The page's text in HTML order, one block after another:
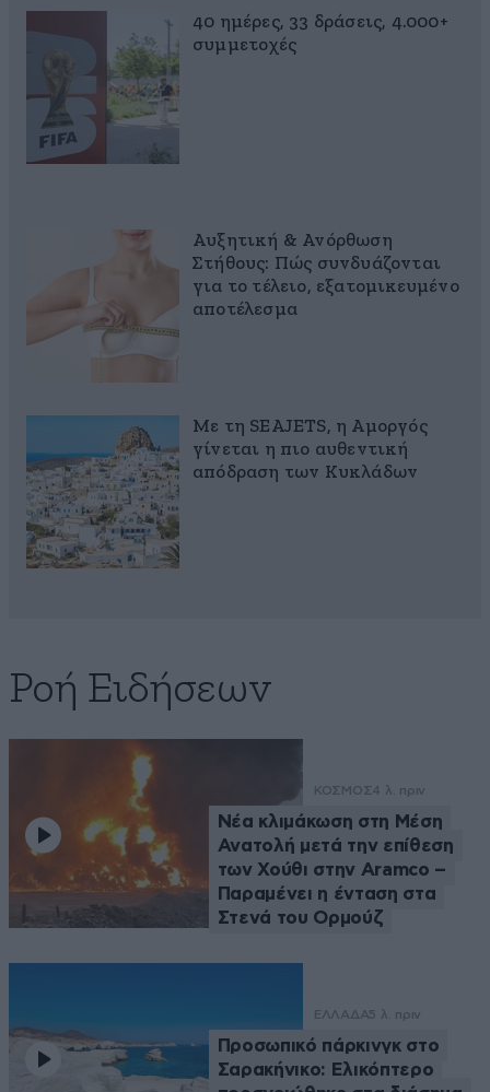
40 ημέρες, 33 δράσεις, 4.000+
συμμετοχές
Αυξητική & Ανόρθωση
Στήθους: Πώς συνδυάζονται
για το τέλειο, εξατομικευμένο
αποτέλεσμα
Με τη SEAJETS, η Αμοργός
γίνεται η πιο αυθεντική
απόδραση των Κυκλάδων
Ροή Ειδήσεων
ΚΟΣΜΟΣ4 λ. πριν
Νέα κλιμάκωση στη Μέση
Ανατολή μετά την επίθεση
των Χούθι στην Aramco –
Παραμένει η ένταση στα
Στενά του Ορμούζ
ΕΛΛΑΔΑ5 λ. πριν
Προσωπικό πάρκινγκ στο
Σαρακήνικο: Ελικόπτερο